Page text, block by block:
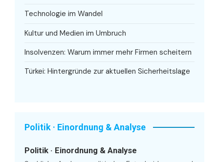
Technologie im Wandel
Kultur und Medien im Umbruch
Insolvenzen: Warum immer mehr Firmen scheitern
Türkei: Hintergründe zur aktuellen Sicherheitslage
Politik · Einordnung & Analyse
Politik · Einordnung & Analyse